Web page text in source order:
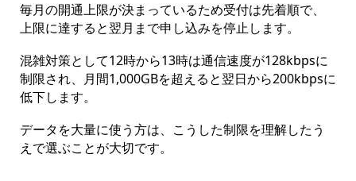
毎月の開通上限が決まっているため受付は先着順で、
上限に達すると翌月まで申し込みを停止します。
混雑対策として12時から13時は通信速度が128kbpsに
制限され、月間1,000GBを超えると翌日から200kbpsに
低下します。
データを大量に使う方は、こうした制限を理解したう
えで選ぶことが大切です。